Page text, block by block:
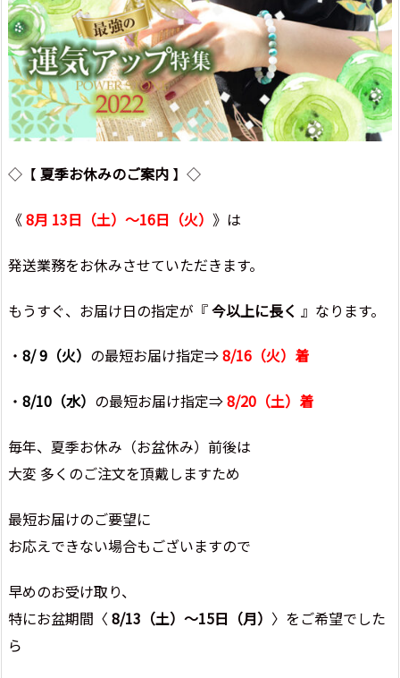
◇【 夏季お休みのご案内 】◇
《8月 13日（土）～16日（火） 》は
発送業務をお休みさせていただきます。
もうすぐ、お届け日の指定が『今以上に長く 』なります。
・ 8/ 9（火） の最短お届け指定⇒8/16（火）着
・ 8/10（水） の最短お届け指定⇒8/20（土）着
毎年、夏季お休み（お盆休み）前後は
大変 多くのご注文を頂戴しますため
最短お届けのご要望に
お応えできない場合もございますので
早めのお受け取り、
特にお盆期間〈 8/13（土）～15日（月） 〉をご希望でした
ら